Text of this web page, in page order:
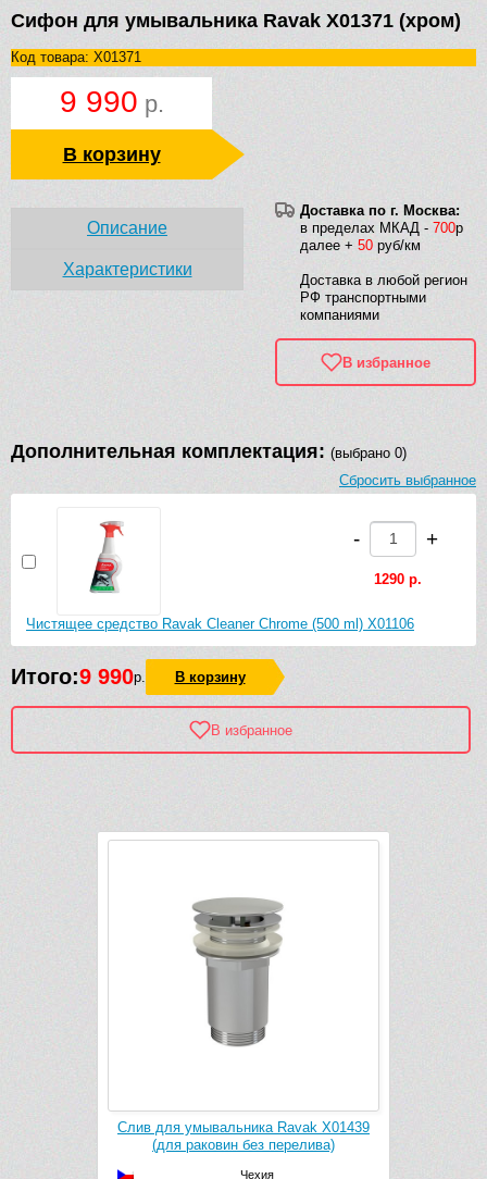
Сифон для умывальника Ravak X01371 (хром)
Код товара: X01371
9 990 р.
В корзину
Доставка по г. Москва:
в пределах МКАД - 700р
далее + 50 руб/км
Доставка в любой регион
РФ транспортными
компаниями
В избранное
Описание
Характеристики
Дополнительная комплектация: (выбрано 0)
Сбросить выбранное
Чистящее средство Ravak Cleaner Chrome (500 ml) X01106
- +
1290 р.
Итого:9 990р. В корзину
В избранное
Ravak X01439
Чистящее средство Ravak Cleaner
Chrome (500 ml) X01106